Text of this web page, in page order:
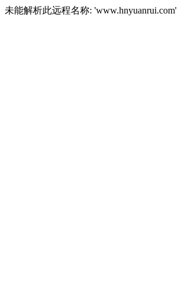
未能解析此远程名称: 'www.hnyuanrui.com'